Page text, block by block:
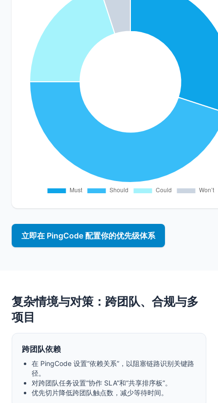
立即在 PingCode 配置你的优先级体系
复杂情境与对策：跨团队、合规与多
项目
跨团队依赖
在 PingCode 设置“依赖关系”，以阻塞链路识别关键路
径。
对跨团队任务设置“协作 SLA”和“共享排序板”。
优先切片降低跨团队触点数，减少等待时间。